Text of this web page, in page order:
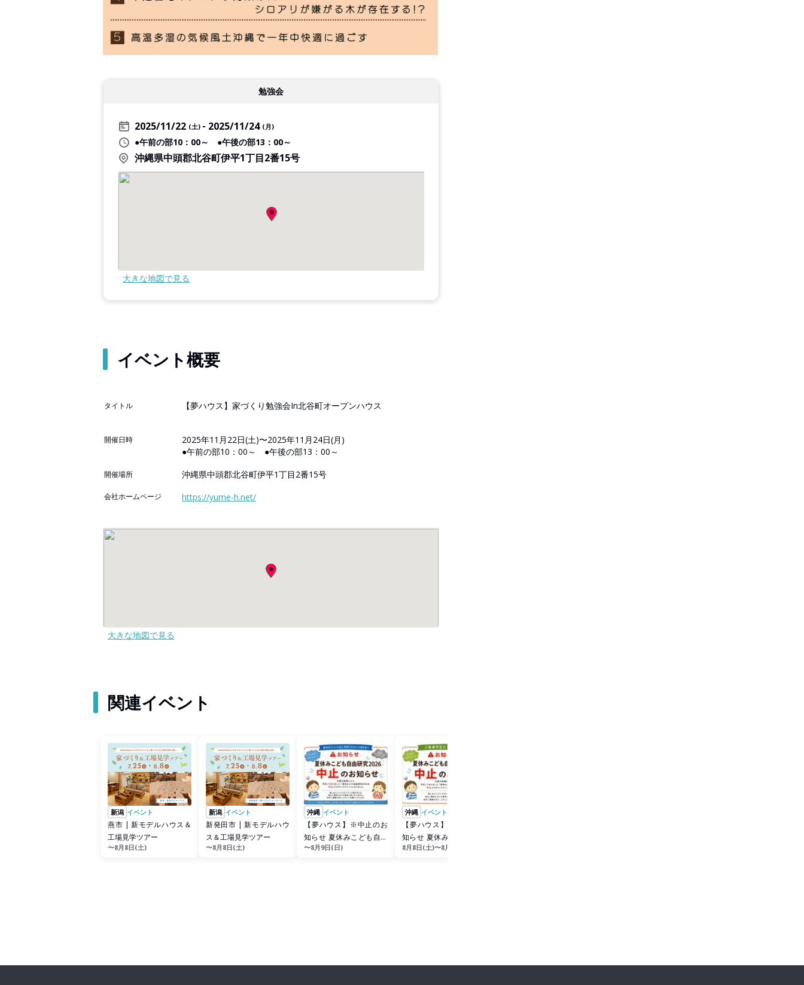
勉強会
2025/11/22 (土) 2025/11/24 (月)
●午前の部10：00～ ●午後の部13：00～
沖縄県中頭郡北谷町伊平1丁目2番15号
大きな地図で見る
イベント概要
タイトル 【夢ハウス】家づくり勉強会In北谷町オープンハウス
開催日時
2025年11月22日(土)〜2025年11月24日(月)
●午前の部10：00～ ●午後の部13：00～
開催場所 沖縄県中頭郡北谷町伊平1丁目2番15号
会社ホームページ https://yume-h.net/
大きな地図で見る
関連イベント
新潟 イベント
燕市 | 新モデルハウス＆
工場見学ツアー
〜8月8日(土)
新潟 イベント
新発田市 | 新モデルハウ
ス＆工場見学ツアー
〜8月8日(土)
沖縄 イベント
【夢ハウス】※中止のお
知らせ 夏休みこども自由
研究2026事前予約対象の
〜8月9日(日)
沖縄 イベント
【夢ハウス】※中止のお
知らせ 夏休みこども自由
研究2026ご来場予定の皆
8月8日(土)〜8月9日(日)